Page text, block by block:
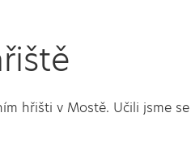
hřišti v Mostě. Učili jsme